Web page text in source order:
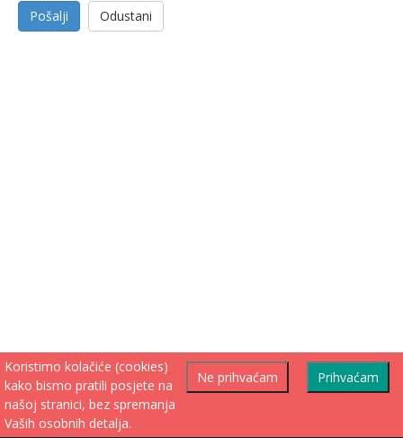
Pošalji Odustani
Prihvaćam
Ne prihvaćam
Koristimo kolačiće (cookies)
kako bismo pratili posjete na
našoj stranici, bez spremanja
Vaših osobnih detalja.